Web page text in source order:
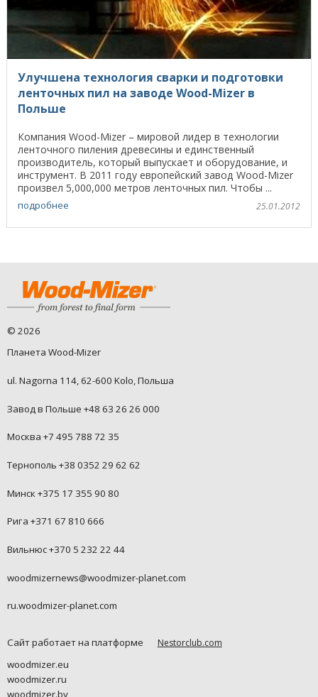
Улучшена технология сварки и подготовки
ленточных пил на заводе Wood-Mizer в
Польше
Компания Wood-Mizer – мировой лидер в технологии
ленточного пиления древесины и единственный
производитель, который выпускает и оборудование, и
инструмент. В 2011 году европейский завод Wood-Mizer
произвел 5,000,000 метров ленточных пил. Чтобы ...
подробнее 25.01.2012
© 2026
Планета Wood-Mizer
ul. Nagorna 114, 62-600 Kolo, Польша
Завод в Польше +48 63 26 26 000
Москва +7 495 788 72 35
Тернополь +38 0352 29 62 62
Минск +375 17 355 90 80
Рига +371 67 810 666
Вильнюс +370 5 232 22 44
woodmizernews@woodmizer-planet.com
ru.woodmizer-planet.com
Сайт работает на платформе Nestorclub.com
woodmizer.eu
woodmizer.ru
woodmizer.by